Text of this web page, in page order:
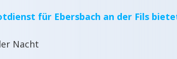
für Ebersbach an der Fils
Nacht